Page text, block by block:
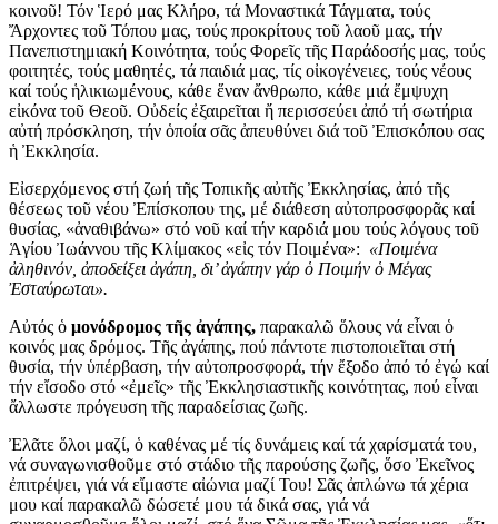
κοινοῦ! Τόν Ἱερό μας Κλήρο, τά Μοναστικά Τάγματα, τούς
Ἄρχοντες τοῦ Τόπου μας, τούς προκρίτους τοῦ λαοῦ μας, τήν
Πανεπιστημιακή Κοινότητα, τούς Φορεῖς τῆς Παράδοσής μας, τούς
φοιτητές, τούς μαθητές, τά παιδιά μας, τίς οἰκογένειες, τούς νέους
καί τούς ἡλικιωμένους, κάθε ἕναν ἄνθρωπο, κάθε μιά ἔμψυχη
εἰκόνα τοῦ Θεοῦ. Οὐδείς ἐξαιρεῖται ἤ περισσεύει ἀπό τή σωτήρια
αὐτή πρόσκληση, τήν ὁποία σᾶς ἀπευθύνει διά τοῦ Ἐπισκόπου σας
ἡ Ἐκκλησία.
Εἰσερχόμενος στή ζωή τῆς Τοπικῆς αὐτῆς Ἐκκλησίας, ἀπό τῆς
θέσεως τοῦ νέου Ἐπίσκοπου της, μέ διάθεση αὐτοπροσφορᾶς καί
θυσίας, «ἀναθιβάνω» στό νοῦ καί τήν καρδιά μου τούς λόγους τοῦ
Ἁγίου Ἰωάννου τῆς Κλίμακος «εἰς τόν Ποιμένα»: «Ποιμένα
ἀληθινόν, ἀποδείξει ἀγάπη, δι’ ἀγάπην γάρ ὁ Ποιμήν ὁ Μέγας
Ἐσταύρωται».
Αὐτός ὁ μονόδρομος τῆς ἀγάπης, παρακαλῶ ὅλους νά εἶναι ὁ
κοινός μας δρόμος. Τῆς ἀγάπης, πού πάντοτε πιστοποιεῖται στή
θυσία, τήν ὑπέρβαση, τήν αὐτοπροσφορά, τήν ἔξοδο ἀπό τό ἐγώ καί
τήν εἴσοδο στό «ἐμεῖς» τῆς Ἐκκλησιαστικῆς κοινότητας, πού εἶναι
ἄλλωστε πρόγευση τῆς παραδείσιας ζωῆς.
Ἐλᾶτε ὅλοι μαζί, ὁ καθένας μέ τίς δυνάμεις καί τά χαρίσματά του,
νά συναγωνισθοῦμε στό στάδιο τῆς παρούσης ζωῆς, ὅσο Ἐκεῖνος
ἐπιτρέψει, γιά νά εἴμαστε αἰώνια μαζί Του! Σᾶς ἀπλώνω τά χέρια
μου καί παρακαλῶ δώσετέ μου τά δικά σας, γιά νά